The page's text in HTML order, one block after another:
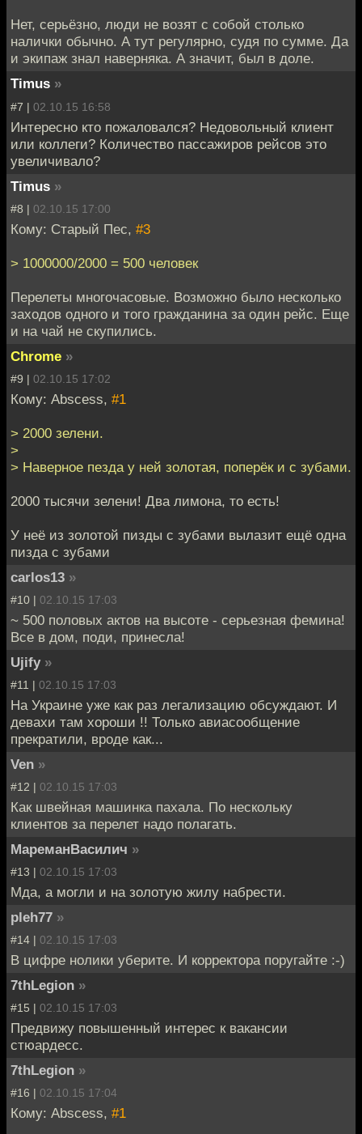
Нет, серьёзно, люди не возят с собой столько
налички обычно. А тут регулярно, судя по сумме. Да
и экипаж знал наверняка. А значит, был в доле.
Timus »
#7 | 02.10.15 16:58
Интересно кто пожаловался? Недовольный клиент
или коллеги? Количество пассажиров рейсов это
увеличивало?
Timus »
#8 | 02.10.15 17:00
Кому: Старый Пес, #3
> 1000000/2000 = 500 человек
Перелеты многочасовые. Возможно было несколько
заходов одного и того гражданина за один рейс. Еще
и на чай не скупились.
Chrome »
#9 | 02.10.15 17:02
Кому: Abscess, #1
> 2000 зелени.
>
> Наверное пезда у ней золотая, поперёк и с зубами.
2000 тысячи зелени! Два лимона, то есть!
У неё из золотой пизды с зубами вылазит ещё одна
пизда с зубами
carlos13 »
#10 | 02.10.15 17:03
~ 500 половых актов на высоте - серьезная фемина!
Все в дом, поди, принесла!
Ujify »
#11 | 02.10.15 17:03
На Украине уже как раз легализацию обсуждают. И
девахи там хороши !! Только авиасообщение
прекратили, вроде как...
Ven »
#12 | 02.10.15 17:03
Как швейная машинка пахала. По нескольку
клиентов за перелет надо полагать.
МареманВасилич »
#13 | 02.10.15 17:03
Мда, а могли и на золотую жилу набрести.
pleh77 »
#14 | 02.10.15 17:03
В цифре нолики уберите. И корректора поругайте :-)
7thLegion »
#15 | 02.10.15 17:03
Предвижу повышенный интерес к вакансии
стюардесс.
7thLegion »
#16 | 02.10.15 17:04
Кому: Abscess, #1